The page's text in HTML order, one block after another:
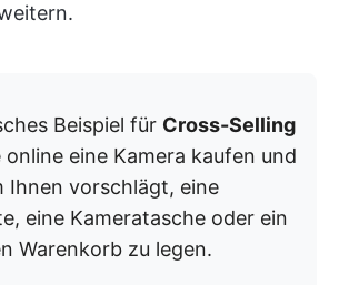
Beispiel für Cross-Selling
online eine Kamera kaufen und
Ihnen vorschlägt, eine
eine Kameratasche oder ein
Warenkorb zu legen.